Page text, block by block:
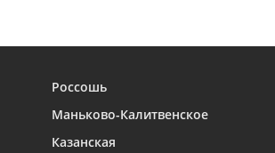
Россошь
Маньково-Калитвенское
Казанская